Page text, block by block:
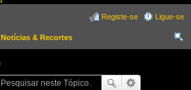
Ligue-se
Registe-se
Notícias & Recortes